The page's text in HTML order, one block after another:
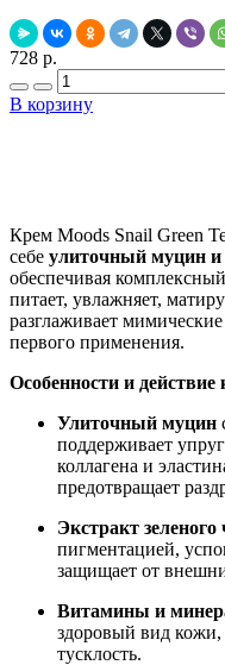
728 р.
В корзину
Крем Moods Snail Green
себе улиточный муцин и
обеспечивая
питает, увлажняет,
разглаживает
первого применения.
Особенности и действие
Улиточный муцин
поддерживает
коллагена и
предотвращает
Экстракт зеленого
пигментацией,
защищает от
Витамины и
здоровый вид кожи,
тусклость.